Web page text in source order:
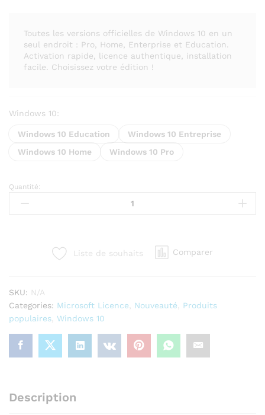
34.500
à
54.500
Toutes les versions officielles de Windows 10 en un
seul endroit : Pro, Home, Enterprise et Education.
Activation rapide, licence authentique, installation
facile. Choisissez votre édition !
Windows 10:
Windows 10 Education
Windows 10 Entreprise
Windows 10 Home
Windows 10 Pro
Windows
Education
quantity
Quantité:
Liste de souhaits Comparer
SKU: N/A
Categories: Microsoft Licence Nouveauté
Produits
populaires
Windows 10
Description